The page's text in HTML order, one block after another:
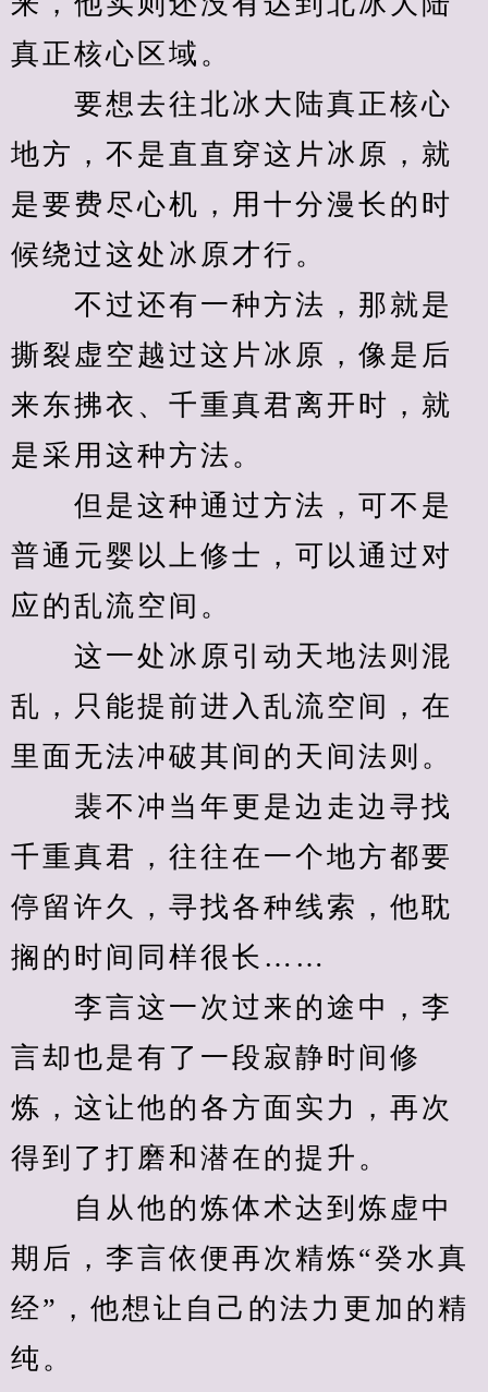
真正核心区域。
要想去往北冰大陆真正核心
地方，不是直直穿这片冰原，就
是要费尽心机，用十分漫长的时
候绕过这处冰原才行。
不过还有一种方法，那就是
撕裂虚空越过这片冰原，像是后
来东拂衣、千重真君离开时，就
是采用这种方法。
但是这种通过方法，可不是
普通元婴以上修士，可以通过对
应的乱流空间。
这一处冰原引动天地法则混
乱，只能提前进入乱流空间，在
里面无法冲破其间的天间法则。
裴不冲当年更是边走边寻找
千重真君，往往在一个地方都要
停留许久，寻找各种线索，他耽
搁的时间同样很长……
李言这一次过来的途中，李
言却也是有了一段寂静时间修
炼，这让他的各方面实力，再次
得到了打磨和潜在的提升。
自从他的炼体术达到炼虚中
期后，李言依便再次精炼“癸水真
经”，他想让自己的法力更加的精
纯。